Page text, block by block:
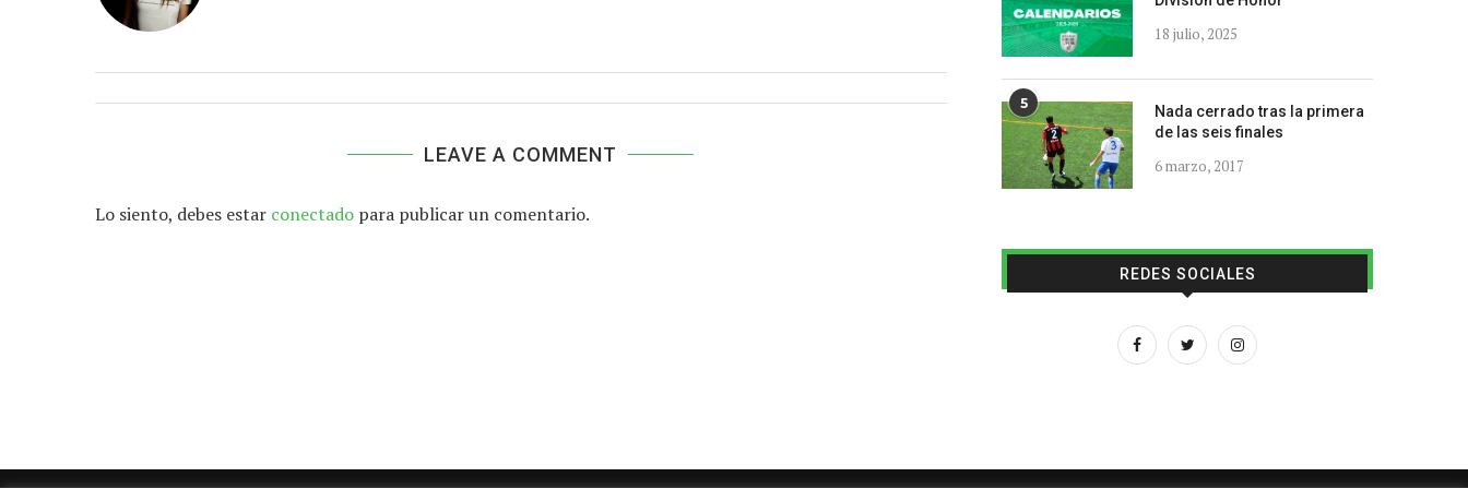
LEAVE A COMMENT
Lo siento, debes estar conectado para publicar un comentario.
18 julio, 2025
5
Nada cerrado tras la primera
de las seis finales
6 marzo, 2017
REDES SOCIALES